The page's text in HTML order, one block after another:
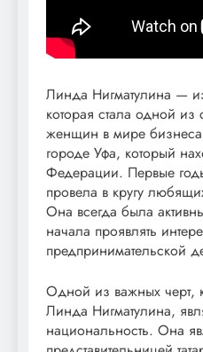
Линда Нигматулина —
которая стала одной
женщин в мире
городе Уфа, который
Федерации. Первые
провела в кругу
Она всегда была
начала проявлять
предпринимательской
Одной из важных черт,
Линда Нигматулина,
национальность. Она